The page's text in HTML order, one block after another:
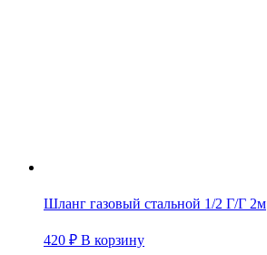
Шланг газовый стальной 1/2 Г/Г 2м
420 ₽ В корзину